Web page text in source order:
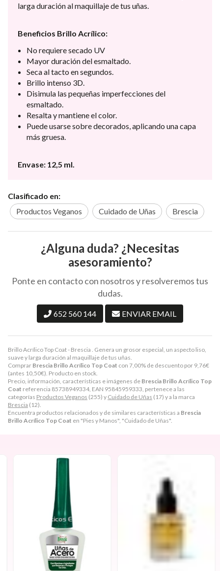
Brillo Acrílico Top Coat - Brescia . Genera un grosor especial, un aspecto liso,
suave y larga duración al maquillaje de tus uñas.
Comprar Brescia Brillo Acrílico Top Coat con 7,00% de descuento por 9,76€
(antes 10,50€). Producto en stock.
Precio, información, características e imágenes de Brescia Brillo Acrílico Top
Coat referencia 85738949334, EAN 95845959333, pertenece a las
categorías Productos Veganos (255) y Cuidado de Uñas (17) y a la marca
Brescia (12).
Encuentra productos relacionados y de similares características a Brescia
Brillo Acrílico Top Coat en "Pies y Manos", "Cuidado de Uñas".
larga duración al maquillaje de tus uñas.
Beneficios Brillo Acrílico:
No requiere secado UV
Mayor duración del esmaltado.
Seca al tacto en segundos.
Brillo intenso 3D.
Disimula las pequeñas imperfecciones del
esmaltado.
Resalta y mantiene el color.
Puede usarse sobre decorados, aplicando una capa
más gruesa.
Envase: 12,5 ml.
Clasificado en:
Productos Veganos
Cuidado de Uñas Brescia
¿Alguna duda? ¿Necesitas
asesoramiento?
Ponte en contacto con nosotros y resolveremos tus
dudas.
652 560 144 ENVIAR EMAIL